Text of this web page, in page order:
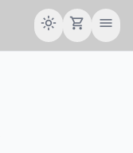
light_mode shopping_cart menu